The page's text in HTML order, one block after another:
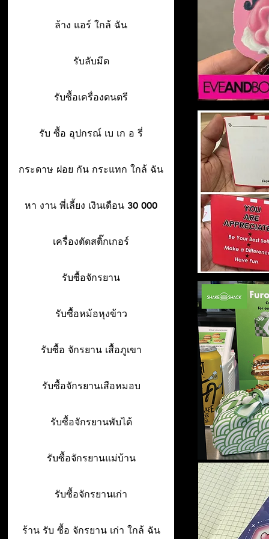
ล้าง แอร์ ใกล้ ฉัน
รับลับมีด
รับซื้อเครื่องดนตรี
รับ ซื้อ อุปกรณ์ เบ เก อ รี่
กระดาษ ฝอย กัน กระแทก ใกล้ ฉัน
หา งาน พี่เลี้ยง เงินเดือน 30 000
เครื่องตัดสติ๊กเกอร์
รับซื้อจักรยาน
รับซื้อหม้อหุงข้าว
รับซื้อ จักรยาน เสื้อภูเขา
รับซื้อจักรยานเสือหมอบ
รับซื้อจักรยานพับได้
รับซื้อจักรยานแม่บ้าน
รับซื้อจักรยานเก่า
ร้าน รับ ซื้อ จักรยาน เก่า ใกล้ ฉัน